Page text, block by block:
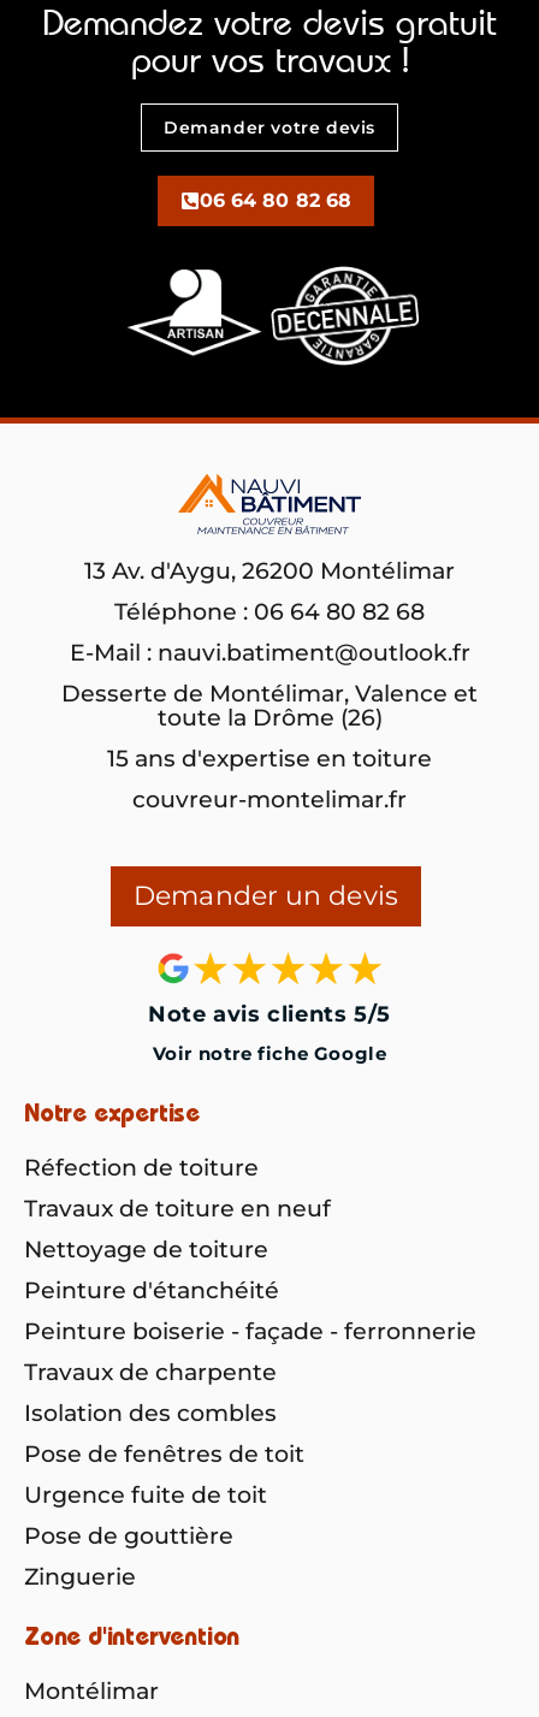
Demandez votre devis gratuit
pour vos travaux !
Demander votre devis
06 64 80 82 68
13 Av. d'Aygu, 26200 Montélimar
Téléphone : 06 64 80 82 68
E-Mail : nauvi.batiment@outlook.fr
Desserte de Montélimar, Valence et
toute la Drôme (26)
15 ans d'expertise en toiture
couvreur-montelimar.fr
Demander un devis
Note avis clients 5/5
Voir notre fiche Google
Notre expertise
Réfection de toiture
Travaux de toiture en neuf
Nettoyage de toiture
Peinture d'étanchéité
Peinture boiserie - façade - ferronnerie
Travaux de charpente
Isolation des combles
Pose de fenêtres de toit
Urgence fuite de toit
Pose de gouttière
Zinguerie
Zone d'intervention
Montélimar